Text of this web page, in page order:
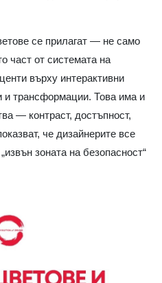
се прилагат — не само
част от системата на
върху интерактивни
и трансформации. Това има и
— контраст, достъпност,
че дизайнерите все
зоната на безопасност“